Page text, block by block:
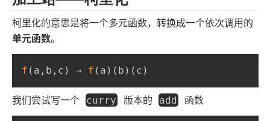
柯里化的意思是将一个多元函数，转换成一个依次调用的
单元函数。
f ( a , b , c ) → f ( a ) ( b ) ( c )
我们尝试写一个 curry版本的 add 函数